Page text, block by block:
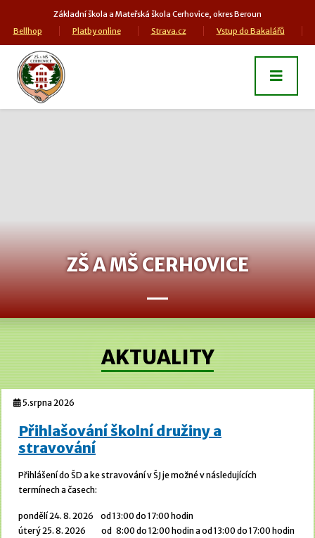
Základní škola a Mateřská škola Cerhovice, okres Beroun
Bellhop
Platby online Strava.cz Vstup do Bakalářů
ZŠ A MŠ CERHOVICE
AKTUALITY
5.srpna 2026
Přihlašování školní družiny a
stravování
Přihlášení do ŠD a ke stravování v ŠJ je možné v následujících
termínech a časech:
pondělí 24. 8. 2026 od 13:00 do 17:00 hodin
úterý 25. 8. 2026 od 8:00 do 12:00 hodin a od 13:00 do 17:00 hodin